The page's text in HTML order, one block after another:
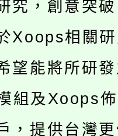
內行報名
，桃園電
運動會8/
池舉行。
戶享有免
究，創意突
Xoops相關
望能將所研
組及Xoops
，提供台灣